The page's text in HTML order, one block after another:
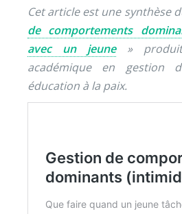
Cet article est une synthèse
de comportements
avec un jeune»
académique en gestion
éducation à la paix.